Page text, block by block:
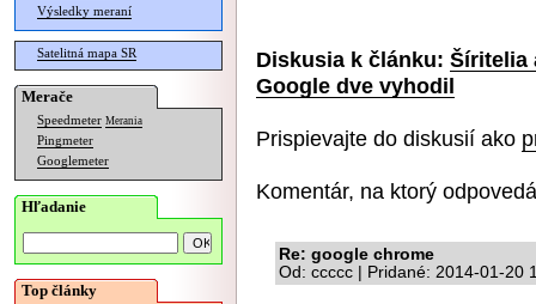
Výsledky meraní
Satelitná mapa SR
Merače
Speedmeter Merania
Pingmeter
Googlemeter
Hľadanie
Top články
Diskusia k článku: Šíritelia
Google dve vyhodil
Prispievajte do diskusií ako
Komentár, na ktorý
Re: google chrome
Od: ccccc | Pridané: 2014-01-20